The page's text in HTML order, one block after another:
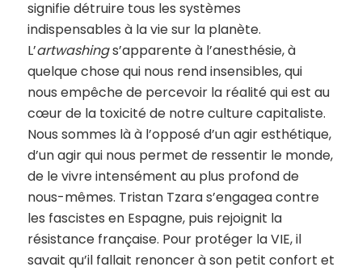
signifie détruire tous les systèmes
indispensables à la vie sur la planète.
L’artwashings’apparente à l’anesthésie, à
quelque chose qui nous rend insensibles, qui
nous empêche de percevoir la réalité qui est au
cœur de la toxicité de notre culture capitaliste.
Nous sommes là à l’opposé d’un agir esthétique,
d’un agir qui nous permet de ressentir le monde,
de le vivre intensément au plus profond de
nous-mêmes. Tristan Tzara s’engagea contre
les fascistes en Espagne, puis rejoignit la
résistance française. Pour protéger la VIE, il
savait qu’il fallait renoncer à son petit confort et